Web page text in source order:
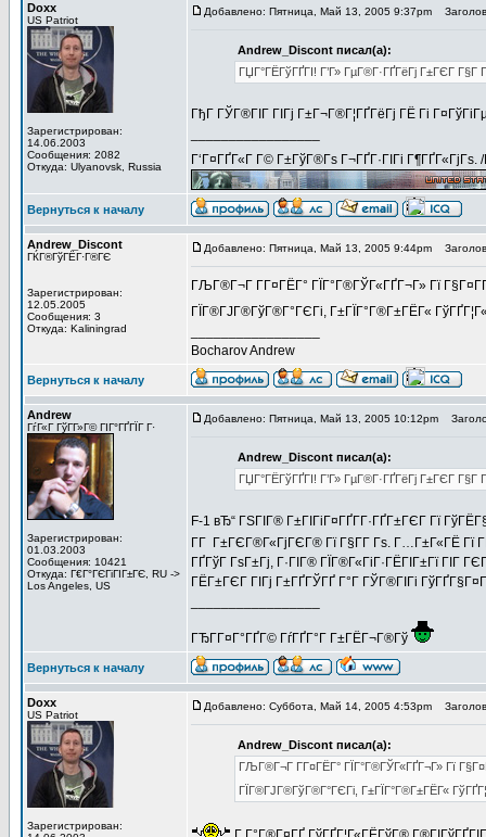
Doxx
US Patriot
Зарегистрирован:
14.06.2003
Сообщения: 2082
Откуда: Ulyanovsk, Russia
Добавлено: Пятница, Май 13, 2005 9:37pm
Andrew_Discont писал(а):
ГЏГ°ГЁГўГҐГІ! Г’Г» ГµГ®Г·ГҐГёГј Г±ГЄГ Г§Г
ГђГ ГЎГ®ГІГ ГІГј Г±Г¬Г®Г¦ГҐГёГј ГЁ Гі
Г‘Г¤ГҐГ«Г Г© Г±ГўГ®Гѕ Г¬ГҐГ·ГІГі Г¶ГҐГ«ГјГѕ.
Вернуться к началу
Andrew_Discont
ГЌГ®ГўГЁГ·Г®ГЄ
Зарегистрирован:
12.05.2005
Сообщения: 3
Откуда: Kaliningrad
Добавлено: Пятница, Май 13, 2005 9:44pm
ГЉГ®Г¬Г Г­Г¤ГЁГ° ГЇГ°Г®ГЎГ«ГҐГ¬Г» Гї
ГЇГ®ГЈГ®ГўГ®Г°ГЄГі, Г±ГЇГ°Г®Г±ГЁГ«
Bocharov Andrew
Вернуться к началу
Andrew
ГѓГ«Г ГўГ­Г»Г© ГІГ°ГҐГЇГ Г·
Зарегистрирован:
01.03.2003
Сообщения: 10421
Откуда: Г€Г°ГЄГіГІГ±ГЄ, RU ->
Los Angeles, US
Добавлено: Пятница, Май 13, 2005 10:12pm
Andrew_Discont писал(а):
ГЏГ°ГЁГўГҐГІ! Г’Г» ГµГ®Г·ГҐГёГј Г±ГЄГ Г§Г
F-1 вЂ“ ГЅГІГ® Г±ГІГіГ¤ГҐГ­Г·ГҐГ±ГЄГ Гї
Г­Г Г±ГЄГ®Г«ГјГЄГ® Гї Г§Г­Г Гѕ. Г…Г±Г«ГЁ Гї
ГҐГўГ ГѕГ±Гј, Г·ГІГ® ГЇГ®Г«ГіГ·ГЁГІГ±Гї
ГЁГ±ГЄГ ГІГј Г±ГҐГЎГҐ Г°Г ГЎГ®ГІГі
ГЂГ­Г¤Г°ГҐГ© ГѓГҐГ°Г Г±ГЁГ¬Г®Гў
Вернуться к началу
Doxx
US Patriot
Зарегистрирован:
Добавлено: Суббота, Май 14, 2005 4:53pm
Andrew_Discont писал(а):
ГЉГ®Г¬Г Г­Г¤ГЁГ° ГЇГ°Г®ГЎГ«ГҐГ¬Г» Гї
ГЇГ®ГЈГ®ГўГ®Г°ГЄГі, Г±ГЇГ°Г®Г±ГЁГ«